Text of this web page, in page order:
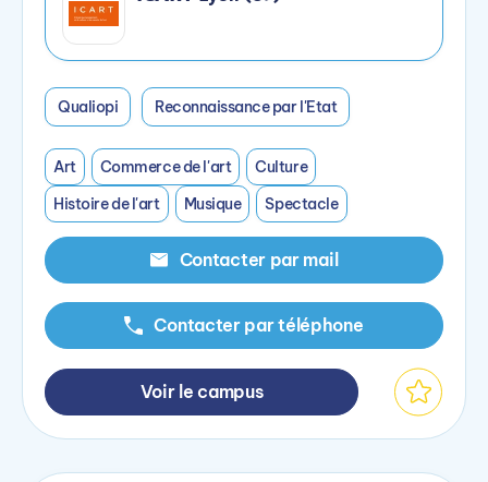
Qualiopi Reconnaissance par l'Etat
Art Commerce de l'art
Culture
Histoire de l'art
Musique Spectacle
Contacter par mail
Contacter par téléphone
Voir le campus